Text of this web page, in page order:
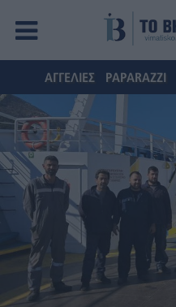
ΑΓΓΕΛΙΕΣ PAPARAZZI